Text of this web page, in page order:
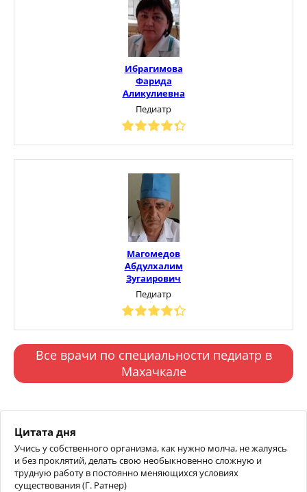
Ибрагимова
Фарида
Аликулиевна
Педиатр
Магомедов
Абдулхалим
Зугаирович
Педиатр
Все врачи по специальности педиатр в
Махачкале
Цитата дня
Учись у собственного организма, как нужно молча, не жалуясь
и без проклятий, делать свою необыкновенно сложную и
трудную работу в постоянно меняющихся условиях
существования (Г. Ратнер)